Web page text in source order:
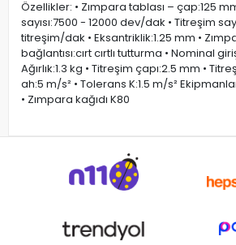
Özellikler: • Zımpara tablası – çap:125
sayısı:7500 - 12000 dev/dak • Titreşim
titreşim/dak • Eksantriklik:1.25 mm •
bağlantısı:cırt cırtlı tutturma • Nominal
Ağırlık:1.3 kg • Titreşim çapı:2.5 mm •
ah:5 m/s² • Tolerans K:1.5 m/s²
• Zımpara kağıdı K80